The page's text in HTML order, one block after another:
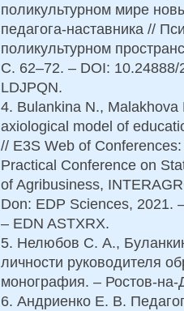
поликультурном мире
педагога-наставника //
поликультурном
С. 62–72. – DOI:
LDJPQN.
4. Bulankina N.,
axiological model of
// E3S Web of
Practical Conference on
of Agribusiness,
Don: EDP Sciences, 2021.
– EDN ASTXRX.
5. Нелюбов С. А.,
личности руководителя
монография. – Ростов-на-
6. Андриенко Е. В.